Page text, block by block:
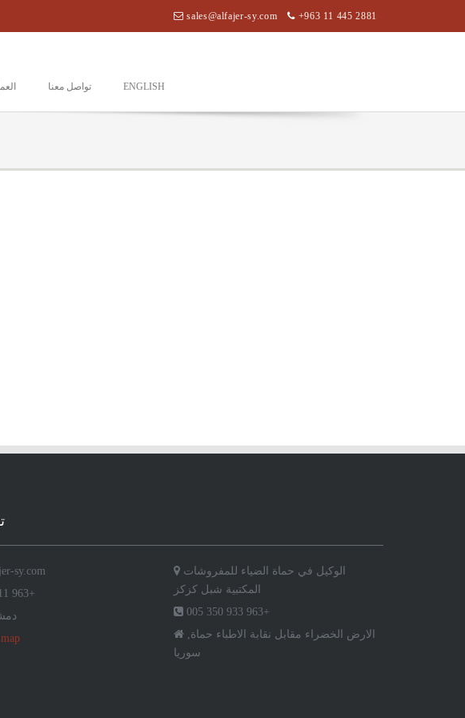
sales@alfajer-sy.com +963 11 445 2881
تواصل معنا ENGLISH
sy.com
963+
الوكيل في حماة الضياء للمفروشات
المكتبية شبل كزكز
005 350 933 963+
الارض الخضراء مقابل نقابة الاطباء حماة,
سوريا